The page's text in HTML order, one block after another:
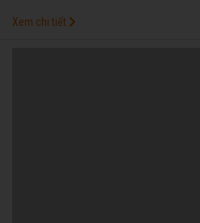
Xem chi tiết